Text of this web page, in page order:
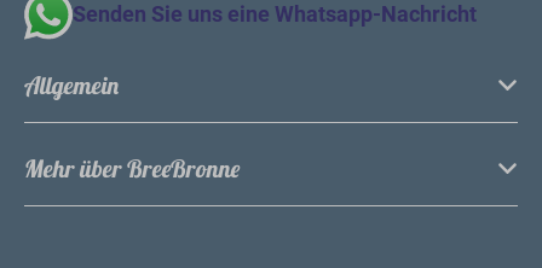
Senden Sie uns eine Whatsapp-Nachricht
Allgemein
Mehr über BreeBronne